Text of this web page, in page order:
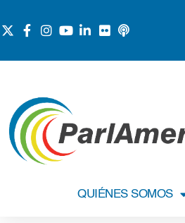
QUIÉNES SOMOS